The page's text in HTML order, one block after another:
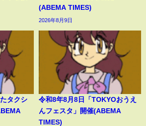
(ABEMA TIMES)
2026年8月9日
タクシ
令和8年8月8日「TOKYOおうえ
んフェスタ」開催(ABEMA
TIMES)